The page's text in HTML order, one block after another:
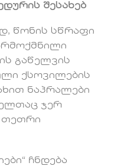
შესახებ
წონის სწრაფი
გაწელვის
ქსოვილების
ნაპრალები
ჯერ
თეთრი
ჩნდება